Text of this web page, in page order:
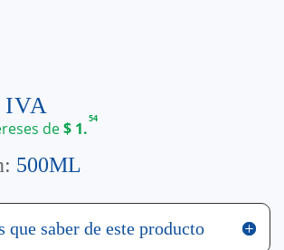
de$ 1.54
500ML
que saber de este producto